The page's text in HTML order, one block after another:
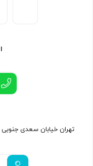
تهران خیابان سعدی جنوبی خ